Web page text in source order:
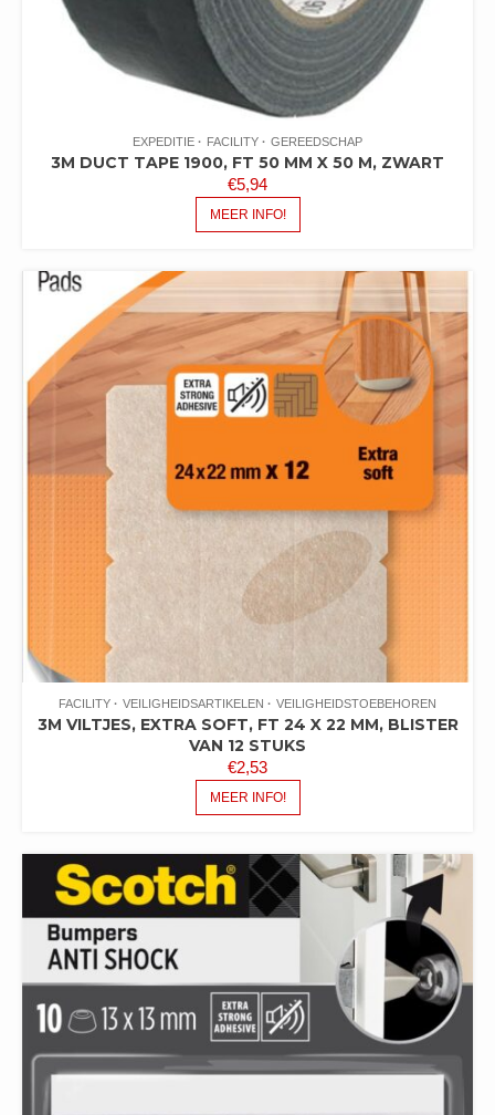
EXPEDITIE FACILITY GEREEDSCHAP
3M DUCT TAPE 1900, FT 50 MM X 50 M, ZWART
€5,94
MEER INFO!
FACILITY VEILIGHEIDSARTIKELEN VEILIGHEIDSTOEBEHOREN
3M VILTJES, EXTRA SOFT, FT 24 X 22 MM, BLISTER
VAN 12 STUKS
€2,53
MEER INFO!